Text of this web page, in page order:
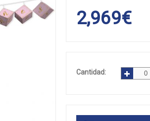
2,969€
Cantidad: